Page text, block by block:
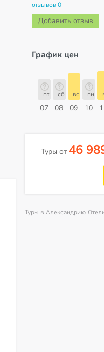
отзывов 0
Добавить отзыв
График цен
07
пт
08
сб
09
вс
10
пн
Туры от 46
Туры в Александрию